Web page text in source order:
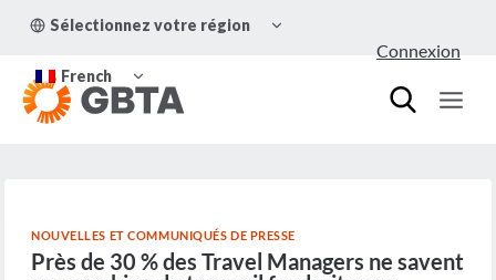
Sélectionnez votre région
LE
French
LE
MENU
ENFANT
Connexion
NOUVELLES ET COMMUNIQUÉS DE PRESSE
Près de 30 % des Travel Managers ne savent